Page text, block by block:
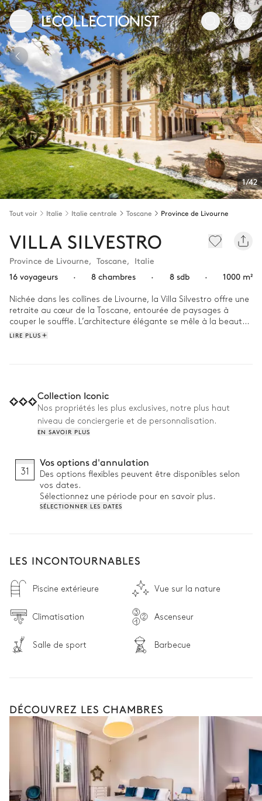
1/42
Tout voir Italie Italie centrale Toscane Province de Livourne
VILLA SILVESTRO
Province de Livourne, Toscane, Italie
16 voyageurs
· 8 chambres · 8 sdb · 1000 m²
Nichée dans les collines de Livourne, la Villa Silvestro offre une
retraite au cœur de la Toscane, entourée de paysages à
couper le souffle. L’architecture élégante se mêle à la beauté
naturelle des lieux, créant une ambiance apaisante pour une
de la cheminée s’impose. Le soir, un barbecue rassemble les
proches sous les étoiles.
LIRE PLUS
Collection Iconic
Nos propriétés les plus exclusives, notre plus haut
niveau de conciergerie et de personnalisation.
EN SAVOIR PLUS
31
Vos options d'annulation
Des options flexibles peuvent être disponibles selon
vos dates.
Sélectionnez une période pour en savoir plus.
SÉLECTIONNER LES DATES
LES INCONTOURNABLES
Piscine extérieure Vue sur la nature
Climatisation Ascenseur
Salle de sport Barbecue
DÉCOUVREZ LES CHAMBRES